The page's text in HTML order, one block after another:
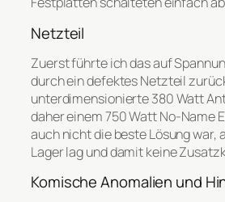
Netzteil
Zuerst führte ich das auf
durch ein defektes Netzteil
unterdimensionierte 380 Watt
daher einem 750 Watt No-Name
auch nicht die beste Lösung war,
Lager lag und damit keine
Komische Anomalien und